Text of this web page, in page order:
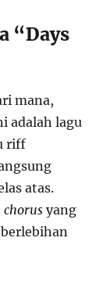
“Days
mana,
adalah lagu
riff
atas.
chorus yang